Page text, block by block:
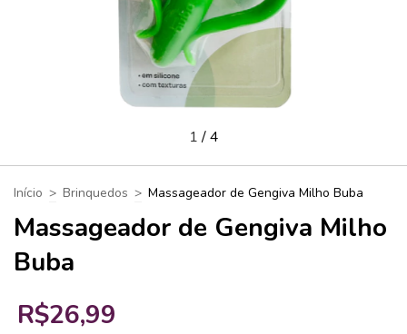
1/4
Início > Brinquedos > Massageador de Gengiva Milho Buba
Massageador de Gengiva Milho
Buba
R$26,99